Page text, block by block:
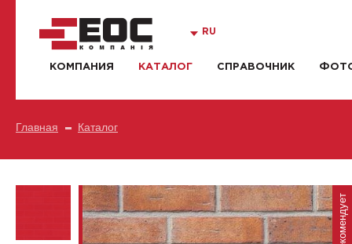
RU
КОМПАНИЯ КАТАЛОГ СПРАВОЧНИК
Главная Каталог